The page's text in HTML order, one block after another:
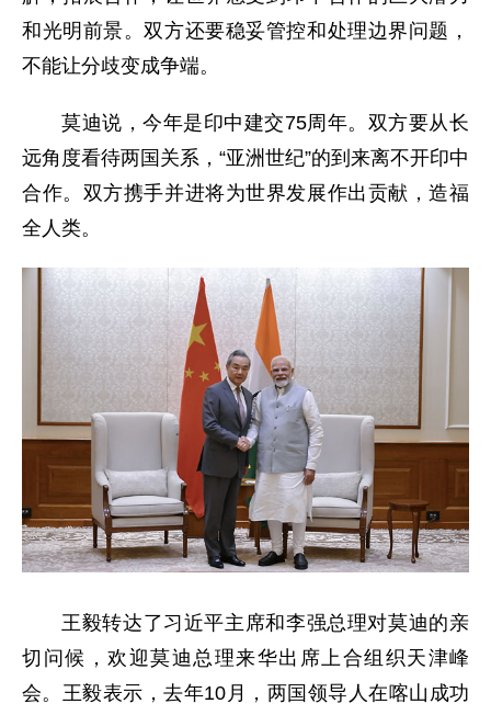
和光明前景。双方还要稳妥管控和处理边界问题，
不能让分歧变成争端。
莫迪说，今年是印中建交75周年。双方要从长
远角度看待两国关系，“亚洲世纪”的到来离不开印中
合作。双方携手并进将为世界发展作出贡献，造福
全人类。
王毅转达了习近平主席和李强总理对莫迪的亲
切问候，欢迎莫迪总理来华出席上合组织天津峰
会。王毅表示，去年10月，两国领导人在喀山成功